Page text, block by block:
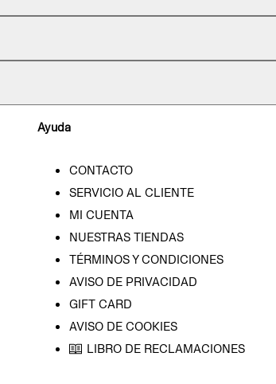
Ayuda
CONTACTO
SERVICIO AL CLIENTE
MI CUENTA
NUESTRAS TIENDAS
TÉRMINOS Y CONDICIONES
AVISO DE PRIVACIDAD
GIFT CARD
AVISO DE COOKIES
LIBRO DE RECLAMACIONES